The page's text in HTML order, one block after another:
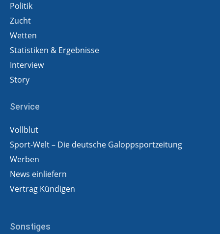
Politik
Zucht
Wetten
Statistiken & Ergebnisse
Interview
Story
Service
Vollblut
Sport-Welt – Die deutsche Galoppsportzeitung
Werben
News einliefern
Vertrag Kündigen
Sonstiges